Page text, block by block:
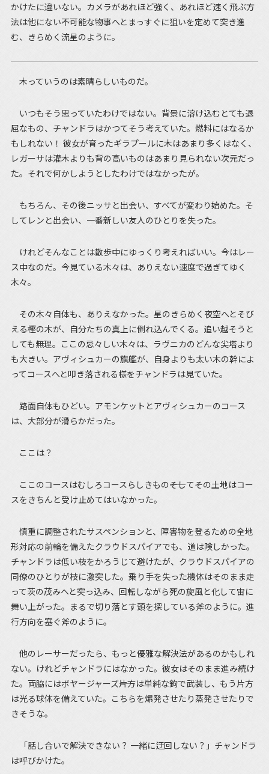
かけたに違いない。カメラがあれほど強く、あれほど速く飛ぶ方
法は他にない――不可能な物事へとまっすぐに狙いを定めて突き進
む、きらめく流星のように。
木っていうのは素晴らしいものだ。
いつもそう思っていたわけではない。背景に溶け込むとても退
屈なもの、チャンドラはかつてそう考えていた。燃料にはなるか
もしれない！ 彼女が育ったギラプールに木はあまり多くはなく、
レガーサは灌木よりも背の高いものはあまり見られない次元だっ
た。それで何かしようとしたわけではなかったが。
もちろん、その後ニッサと出会い、すべてが変わり始めた。そ
してレンと出会い、一番新しい友人のひとりを失った。
けれどそんなことは散歩中にゆっくり考えればいい。今はレー
ス中なのだ。今見ている木々は、ありえない速度で過ぎてゆく
木々。
その木々自体も、ありえなかった。星のきらめく夜空へとそび
える樫の木が、自分たちの真上に倒れ込んでくる。追い越そうと
しても無理。ここの忌々しい木々は、ラヴニカのどんな尖塔より
も大きい。アヴィシュカーの旗艦が、自身よりも太い木の幹によ
ってコースへと叩き落される様をチャンドラは見ていた。
路面自体もひどい。アモンケットとアヴィシュカーのコース
は、大部分が滑らかだった。
ここは？
ここのコースはむしろコースらしきもの――そしてその土地はコー
スをきちんと受け止めてはいなかった。
慎重に調整されたサスペンションと、障害物を登るための全地
形対応の前輪を備えたクラウドスパイアでも、道は険しかった。
チャンドラは低い枝をかろうじて避けたが、クラウドスパイアの
同僚のひとりが枝に激突した。乗り手を失った機体はそのまま走
って茨の茂みへと突っ込み、回転しながら死の旋風と化して宙に
舞い上がった。まるで切り落とす頭を探している斧のように。進
行方向を塞ぐ斧のように。
他のレーサーだったら、もっと優雅な解決法があるのかもしれ
ない。けれどチャンドラにはなかった。彼女はそのまま進み続け
た。両脇にはボヤージャーズ――片方は単純な鉤で武装し、もう片方
は光る球体を備えていた。こちらを爆発させたり蒸発させたりで
きそうな。
「話し合いで解決できない？ 一緒に迂回しない？」チャンドラ
は呼びかけた。